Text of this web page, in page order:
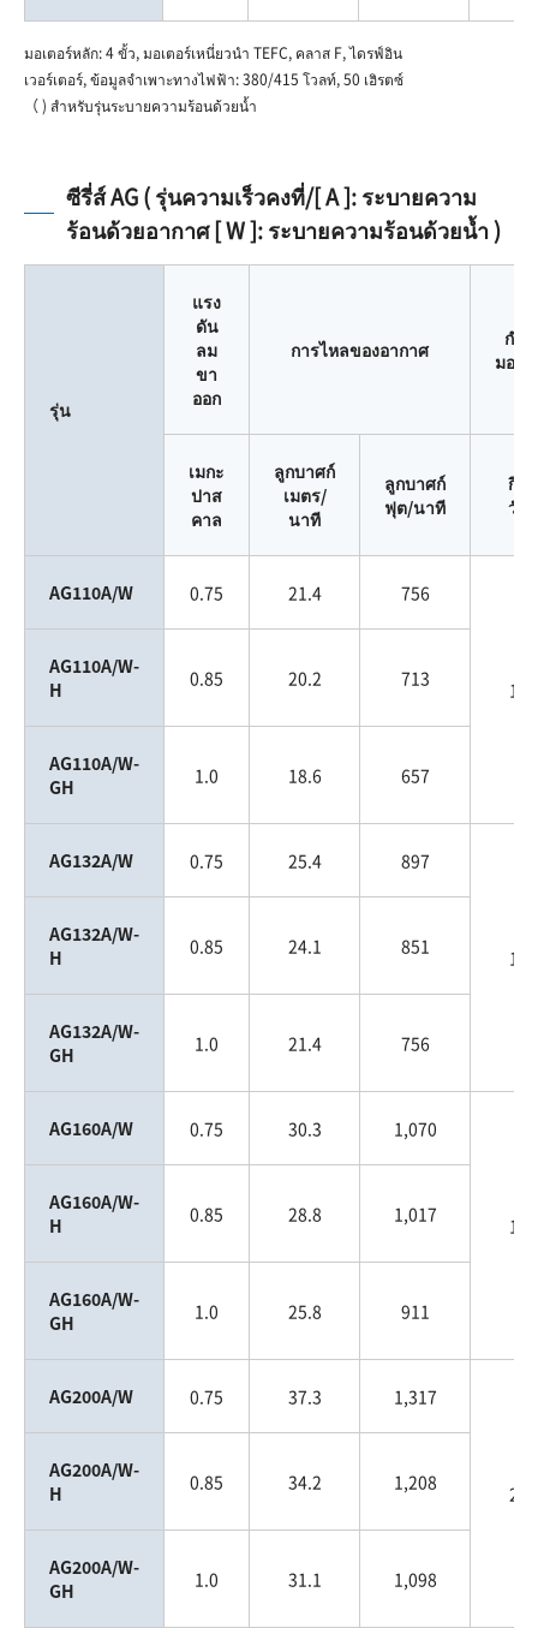
มอเตอร์หลัก: 4 ขั้ว, มอเตอร์เหนี่ยวนำ TEFC, คลาส F, ไดรฟ์อิน
เวอร์เตอร์, ข้อมูลจำเพาะทางไฟฟ้า: 380/415 โวลท์, 50 เฮิรตซ์
（ ) สำหรับรุ่นระบายความร้อนด้วยน้ำ
ซีรี่ส์ AG ( รุ่นความเร็วคงที่/[ A ]: ระบายความ
ร้อนด้วยอากาศ [ W ]: ระบายความร้อนด้วยน้ำ )
รุ่น
แรง
ดัน
ลม
ขา
ออก
การไหลของอากาศ
กำลั
มอเต
เมกะ
ปาส
คาล
ลูกบาศก์
เมตร/
นาที
ลูกบาศก์
ฟุต/นาที
กิโล
วัตต์
AG110A/W 0.75 21.4 756
110
AG110A/W-
H
0.85 20.2 713
AG110A/W-
GH
1.0 18.6 657
AG132A/W 0.75 25.4 897
132
AG132A/W-
H
0.85 24.1 851
AG132A/W-
GH
1.0 21.4 756
AG160A/W 0.75 30.3 1,070
160
AG160A/W-
H
0.85 28.8 1,017
AG160A/W-
GH
1.0 25.8 911
AG200A/W 0.75 37.3 1,317
200
AG200A/W-
H
0.85 34.2 1,208
AG200A/W-
GH
1.0 31.1 1,098